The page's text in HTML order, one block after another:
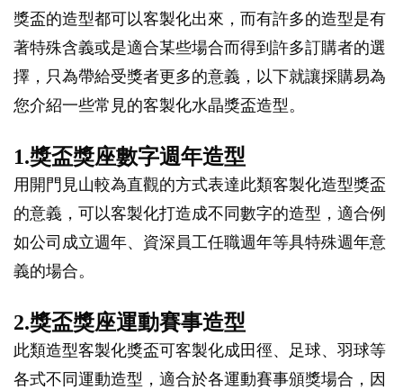
獎盃的造型都可以客製化出來，而有許多的造型是有
著特殊含義或是適合某些場合而得到許多訂購者的選
擇，只為帶給受獎者更多的意義，以下就讓採購易為
您介紹一些常見的客製化水晶獎盃造型。
1.獎盃獎座數字週年造型
用開門見山較為直觀的方式表達此類客製化造型獎盃
的意義，可以客製化打造成不同數字的造型，適合例
如公司成立週年、資深員工任職週年等具特殊週年意
義的場合。
2.獎盃獎座運動賽事造型
此類造型客製化獎盃可客製化成田徑、足球、羽球等
各式不同運動造型，適合於各運動賽事頒獎場合，因